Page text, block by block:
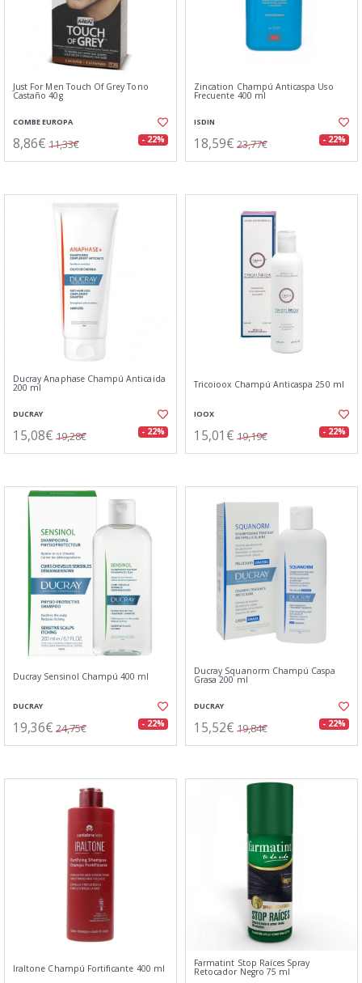
Just For Men Touch Of Grey Tono
Castaño 40g
COMBE EUROPA
8,86€ 11,33€ - 22%
Zincation Champú Anticaspa Uso
Frecuente 400 ml
ISDIN
18,59€ 23,77€ - 22%
Ducray Anaphase Champú Anticaida
200 ml
DUCRAY
15,08€ 19,28€ - 22%
Tricoioox Champú Anticaspa 250 ml
IOOX
15,01€ 19,19€ - 22%
Ducray Sensinol Champú 400 ml
DUCRAY
19,36€ 24,75€ - 22%
Ducray Squanorm Champú Caspa
Grasa 200 ml
DUCRAY
15,52€ 19,84€ - 22%
Iraltone Champú Fortificante 400 ml Farmatint Stop Raíces Spray
Retocador Negro 75 ml